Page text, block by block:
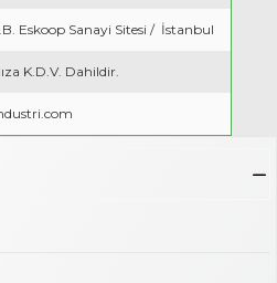
Eskoop Sanayi Sitesi / İstanbul
K.D.V. Dahildir.